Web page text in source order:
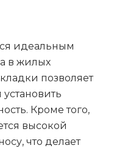
идеальным
в жилых
позволяет
Кроме того,
высокой
что делает